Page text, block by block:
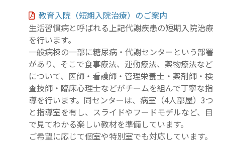
教育入院（短期入院治療）のご案内
生活習慣病と呼ばれる上記代謝疾患の短期入院治療
を行います。
一般病棟の一部に糖尿病・代謝センターという部署
があり、そこで食事療法、運動療法、薬物療法など
について、医師・看護師・管理栄養士・薬剤師・検
査技師・臨床心理士などがチームを組んで丁寧な指
導を行います。同センターは、病室（4人部屋）3つ
と指導室を有し、スライドやフードモデルなど、目
で見てわかる楽しい教材を準備しています。
ご希望に応じて個室や特別室でも対応しています。